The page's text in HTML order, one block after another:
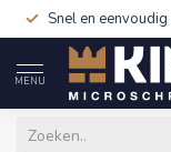
Snel en eenvoudig
MENU